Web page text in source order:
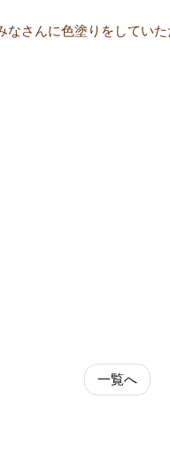
さんに色塗りをしていた
一覧へ